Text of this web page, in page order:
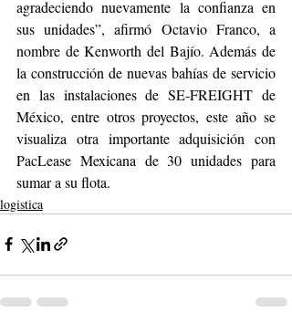
agradeciendo nuevamente la confianza en
sus unidades”, afirmó Octavio Franco, a
nombre de Kenworth del Bajío. Además de
la construcción de nuevas bahías de servicio
en las instalaciones de SE-FREIGHT de
México, entre otros proyectos, este año se
visualiza otra importante adquisición con
PacLease Mexicana de 30 unidades para
sumar a su flota.
logistica